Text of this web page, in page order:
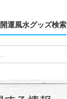
開運風水グッズ検索